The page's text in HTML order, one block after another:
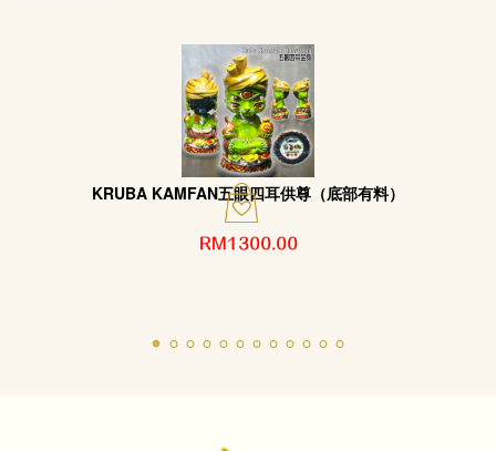
KRUBA KAMFAN五眼四耳供尊（底部有料）
RM1300.00